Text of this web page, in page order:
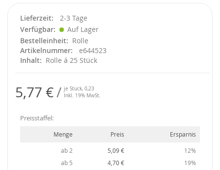
Lieferzeit
2-3 Tage
Verfügbar
Auf Lager
Bestelleinheit
Rolle
Artikelnummer
e644523
Inhalt
Rolle á 25 Stück
5,77 € je Stück, 0,23
Inkl. 19% MwSt.
Preisstaffel:
Menge Preis Ersparnis
ab 2 5,09 €
12%
ab 5
4,70 €
19%